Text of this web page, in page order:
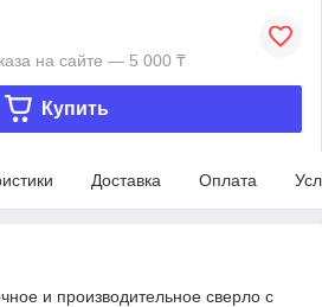
на сайте — 5 000 ₸
Купить
Доставка Оплата
и производительное сверло с